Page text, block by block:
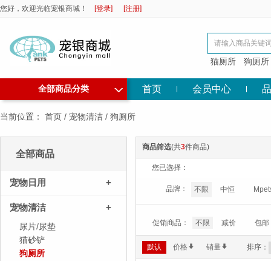
您好，欢迎光临宠银商城！ [登录] [注册]
猫厕所 狗厕所
全部商品分类 ◇ 首页 会员中心
当前位置： 首页 / 宠物清洁 / 狗厕所
全部商品
宠物日用 +
宠物清洁 +
尿片/尿垫
猫砂铲
狗厕所
商品筛选(共3件商品)
您已选择：
品牌： 不限 中恒
促销商品： 不限 减价 包邮
默认 价格 * 销量* 排序：